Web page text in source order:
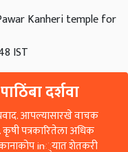
Kanheri temple for
IST
दर्शवा
आपल्यासारखे वाचक
कृषी पत्रकारितेला अधिक
in्यात शेतकरी